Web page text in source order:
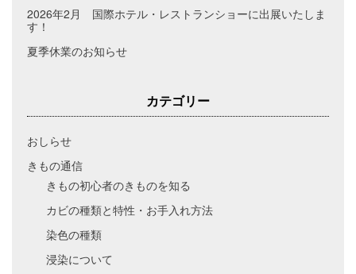
2026年2月 国際ホテル・レストランショーに出展いたしま
す！
夏季休業のお知らせ
カテゴリー
おしらせ
きもの通信
きもの初心者のきものを知る
カビの種類と特性・お手入れ方法
染色の種類
浸染について